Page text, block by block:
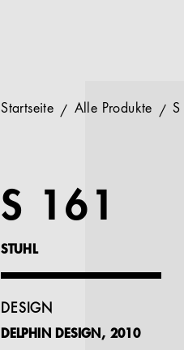
Startseite Alle Produkte S
S 161
STUHL
DESIGN
DELPHIN DESIGN, 2010